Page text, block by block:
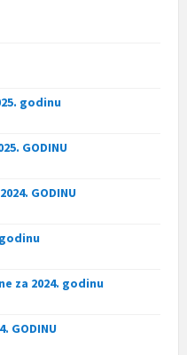
godinu
GODINU
GODINU
za 2024. godinu
GODINU